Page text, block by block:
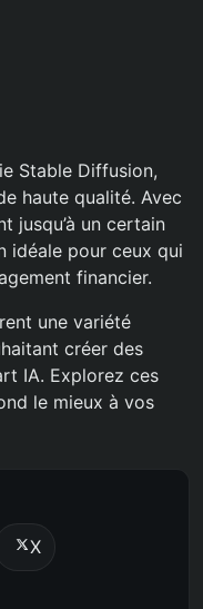
Stable Diffusion,
haute qualité. Avec
jusqu’à un certain
idéale pour ceux qui
financier.
une variété
créer des
IA. Explorez ces
le mieux à vos
X